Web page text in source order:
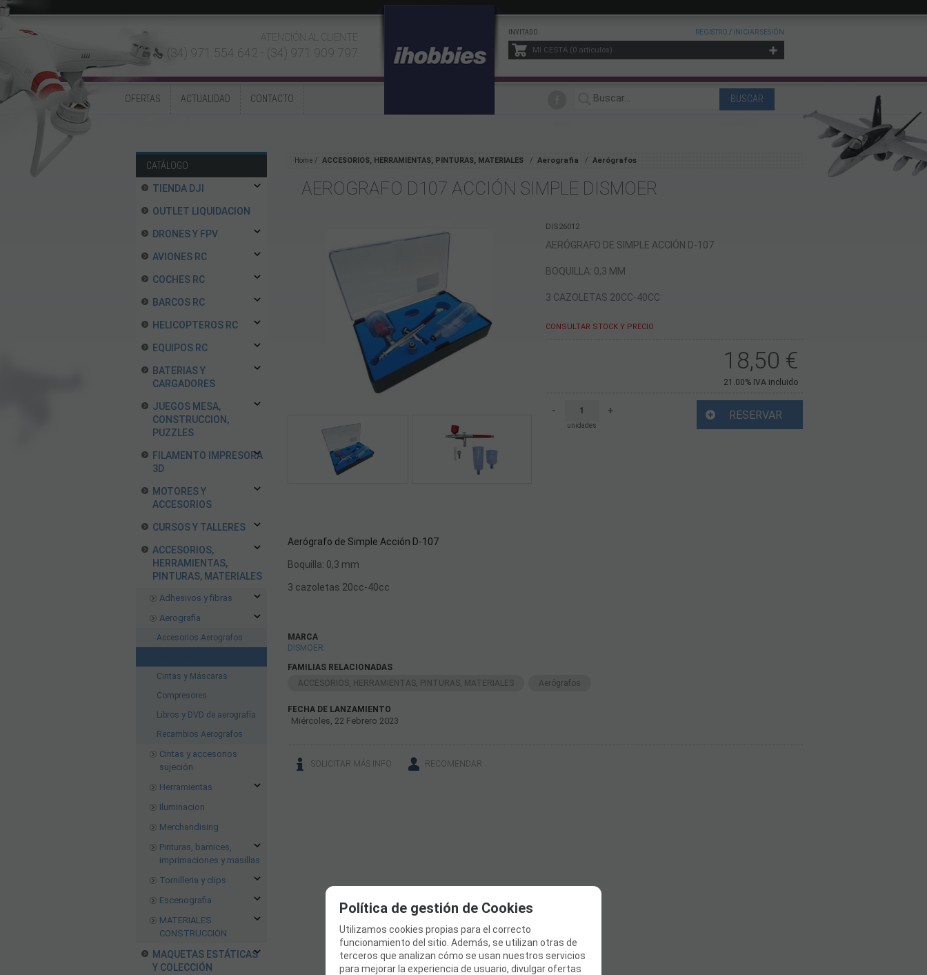
ATENCIÓN AL CLIENTE
(34) 971 554 642 - (34) 971 909 797
INVITADO REGISTRO / INICIAR SESIÓN
MI CESTA 0 artículos
OFERTAS ACTUALIDAD CONTACTO
CATÁLOGO
TIENDA DJI
OUTLET LIQUIDACION
DRONES Y FPV
AVIONES RC
COCHES RC
BARCOS RC
HELICOPTEROS RC
EQUIPOS RC
BATERIAS Y
CARGADORES
JUEGOS MESA,
CONSTRUCCION,
PUZZLES
FILAMENTO IMPRESORA
3D
MOTORES Y
ACCESORIOS
CURSOS Y TALLERES
ACCESORIOS,
HERRAMIENTAS,
PINTURAS, MATERIALES
Adhesivos y fibras
Aerografia
Accesorios Aerografos
Cintas y Máscaras
Compresores
Libros y DVD de aerografía
Recambios Aerografos
Cintas y accesorios
sujeción
Herramientas
Iluminacion
Merchandising
Pinturas, barnices,
imprimaciones y masillas
Tornilleria y clips
Escenografia
MATERIALES
CONSTRUCCION
MAQUETAS ESTÁTICAS
Y COLECCIÓN
Home ACCESORIOS, HERRAMIENTAS, PINTURAS, MATERIALES Aerografia Aerógrafos
AEROGRAFO D107 ACCIÓN SIMPLE DISMOER
DIS26012
AERÓGRAFO DE SIMPLE ACCIÓN D-107.
BOQUILLA: 0,3 MM
3 CAZOLETAS 20CC-40CC
CONSULTAR STOCK Y PRECIO
18,50 €
21.00% IVA incluido
-
unidades
+ RESERVAR
Aerógrafo de Simple Acción D-107
Boquilla: 0,3 mm
3 cazoletas 20cc-40cc
MARCA
DISMOER
FAMILIAS RELACIONADAS
ACCESORIOS, HERRAMIENTAS, PINTURAS, MATERIALES
Aerógrafos
FECHA DE LANZAMIENTO
Miércoles, 22 Febrero 2023
SOLICITAR MÁS INFO RECOMENDAR
Política de gestión de Cookies
Utilizamos cookies propias para el correcto
funcionamiento del sitio. Además, se utilizan otras de
terceros que analizan cómo se usan nuestros servicios
para mejorar la experiencia de usuario, divulgar ofertas